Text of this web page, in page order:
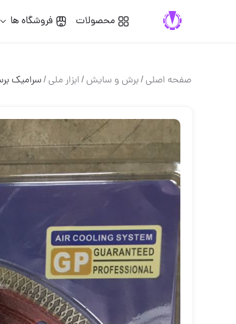
محصولات فروشگاه ها
صفحه اصلی/برش و سايش/ابزار ملی/سرامیک برسایز